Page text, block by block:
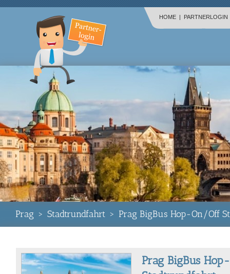
HOME | PARTNERLOGIN
Prag > Stadtrundfahrt > Prag BigBus Hop-On/Off
Prag BigBus